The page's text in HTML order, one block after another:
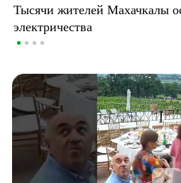
Тысячи жителей Махачкалы
электричества